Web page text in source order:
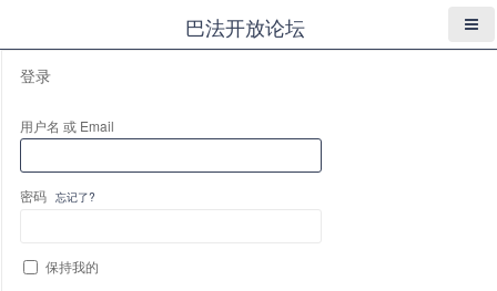
巴法开放论坛
登录
用户名 或 Email
密码 忘记了?
保持我的